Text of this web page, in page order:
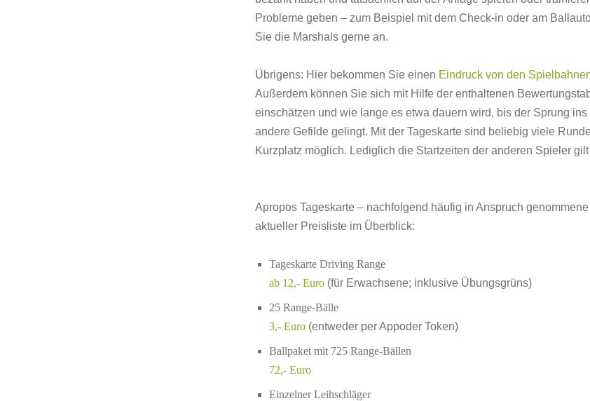
Probleme geben – zum Beispiel mit dem Check-in oder am
Sie die Marshals gerne an.
Übrigens: Hier bekommen Sie einen Eindruck von den
Außerdem können Sie sich mit Hilfe der enthaltenen
einschätzen und wie lange es etwa dauern wird, bis der Sprung
andere Gefilde gelingt. Mit der Tageskarte sind beliebig viele
Kurzplatz möglich. Lediglich die Startzeiten der anderen Spieler
Apropos Tageskarte – nachfolgend häufig in Anspruch
aktueller Preisliste im Überblick:
Tageskarte Driving Range
ab 12,- Euro (für Erwachsene; inklusive Übungsgrüns)
25 Range-Bälle
3,- Euro (entweder per Appoder Token)
Ballpaket mit 725 Range-Bällen
72,- Euro
Einzelner Leihschläger